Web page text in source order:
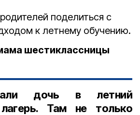
поделиться с
к летнему обучению.
шестиклассницы
дочь в летний
Там не только